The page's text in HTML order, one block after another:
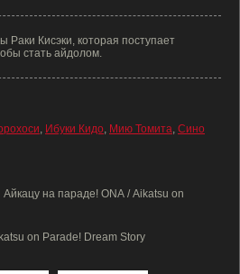
Кисэки, которая поступает
стать айдолом.
, Ибуки Кидо, Мию Томита, Сино
Айкацу на параде! ONA / Aikatsu on
on Parade! Dream Story